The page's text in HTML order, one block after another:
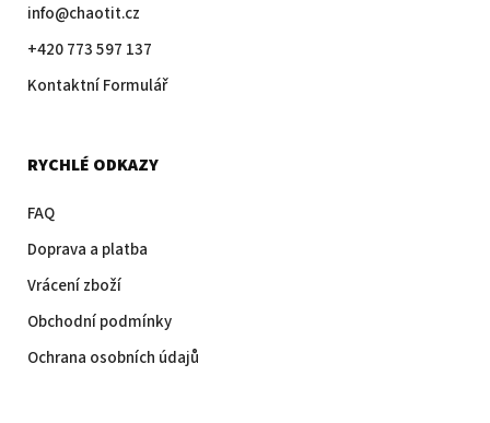
info@chaotit.cz
+420 773 597 137
Kontaktní Formulář
RYCHLÉ ODKAZY
FAQ
Doprava a platba
Vrácení zboží
Obchodní podmínky
Ochrana osobních údajů